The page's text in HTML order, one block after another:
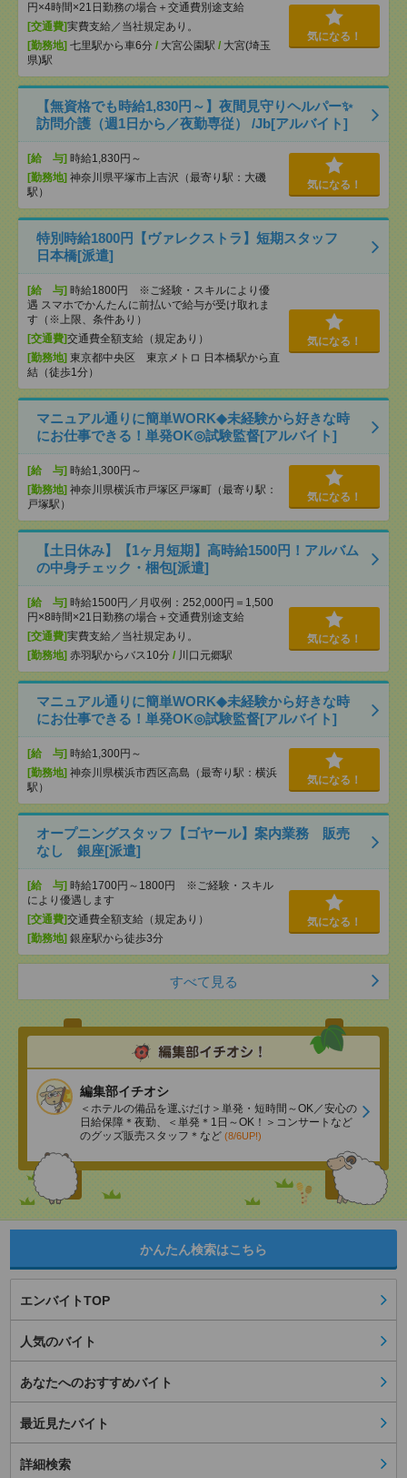
円×4時間×21日勤務の場合＋交通費別途支給
[交通費]実費支給／当社規定あり。
[勤務地] 七里駅から車6分 / 大宮公園駅 / 大宮(埼玉
県)駅
気になる！
【無資格でも時給1,830円～】夜間見守りヘルパー✨
訪問介護（週1日から／夜勤専従） /Jb[アルバイト]
[給 与] 時給1,830円～
[勤務地] 神奈川県平塚市上吉沢（最寄り駅：大磯
駅）
気になる！
特別時給1800円【ヴァレクストラ】短期スタッフ
日本橋[派遣]
[給 与] 時給1800円 ※ご経験・スキルにより優
遇 スマホでかんたんに前払いで給与が受け取れま
す（※上限、条件あり）
[交通費]交通費全額支給（規定あり）
[勤務地] 東京都中央区 東京メトロ 日本橋駅から直
結（徒歩1分）
気になる！
マニュアル通りに簡単WORK◆未経験から好きな時
にお仕事できる！単発OK◎試験監督[アルバイト]
[給 与] 時給1,300円～
[勤務地] 神奈川県横浜市戸塚区戸塚町（最寄り駅：
戸塚駅）
気になる！
【土日休み】【1ヶ月短期】高時給1500円！アルバム
の中身チェック・梱包[派遣]
[給 与] 時給1500円／月収例：252,000円＝1,500
円×8時間×21日勤務の場合＋交通費別途支給
[交通費]実費支給／当社規定あり。
[勤務地] 赤羽駅からバス10分 / 川口元郷駅
気になる！
マニュアル通りに簡単WORK◆未経験から好きな時
にお仕事できる！単発OK◎試験監督[アルバイト]
[給 与] 時給1,300円～
[勤務地] 神奈川県横浜市西区高島（最寄り駅：横浜
駅）
気になる！
オープニングスタッフ【ゴヤール】案内業務 販売
なし 銀座[派遣]
[給 与] 時給1700円～1800円 ※ご経験・スキル
により優遇します
[交通費]交通費全額支給（規定あり）
[勤務地] 銀座駅から徒歩3分
気になる！
すべて見る
編集部イチオシ
＜ホテルの備品を運ぶだけ＞単発・短時間～OK／安心の
日給保障＊夜勤、＜単発＊1日～OK！＞コンサートなど
のグッズ販売スタッフ＊など (8/6UP!)
かんたん検索はこちら
エンバイトTOP
人気のバイト
あなたへのおすすめバイト
最近見たバイト
詳細検索